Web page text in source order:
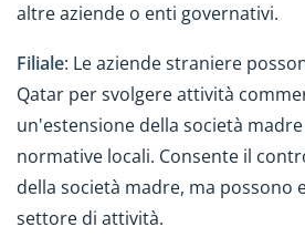
altre aziende o enti governativi.
Filiale: Le aziende straniere
Qatar per svolgere attività
un'estensione della società
normative locali. Consente il
della società madre, ma possono
settore di attività.